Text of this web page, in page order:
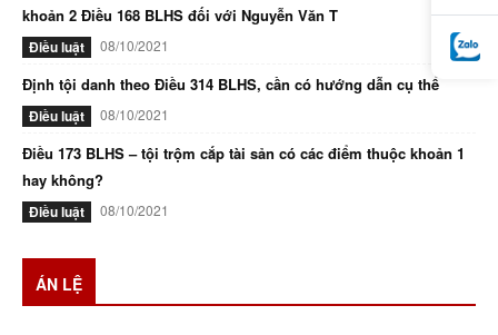
khoản 2 Điều 168 BLHS đối với Nguyễn Văn T
Điều luật 08/10/2021
Định tội danh theo Điều 314 BLHS, cần có hướng dẫn cụ thể
Điều luật 08/10/2021
Điều 173 BLHS – tội trộm cắp tài sản có các điểm thuộc khoản 1
hay không?
Điều luật 08/10/2021
ÁN LỆ